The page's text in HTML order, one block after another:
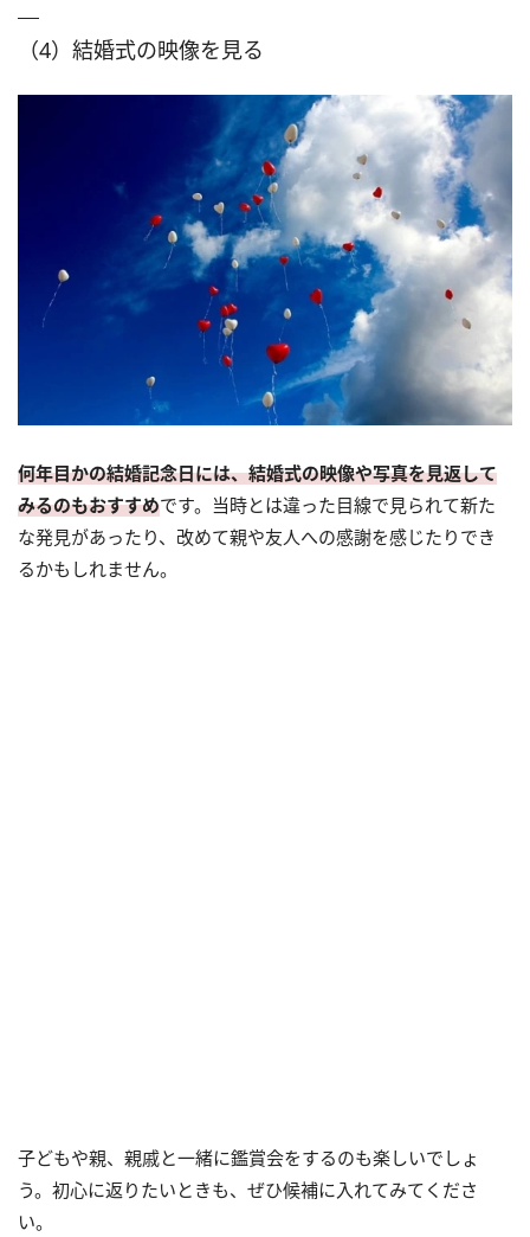
（4）結婚式の映像を見る
何年目かの結婚記念日には、結婚式の映像や写真を見返して
みるのもおすすめです。当時とは違った目線で見られて新た
な発見があったり、改めて親や友人への感謝を感じたりでき
るかもしれません。
子どもや親、親戚と一緒に鑑賞会をするのも楽しいでしょ
う。初心に返りたいときも、ぜひ候補に入れてみてくださ
い。